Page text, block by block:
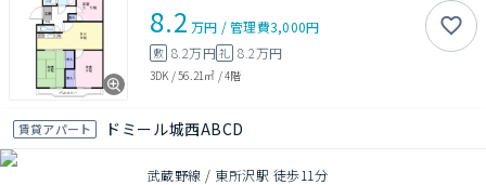
8.2 万円 /管理費3,000円
敷 8.2万円礼 8.2万円
3DK /56.21㎡ /4階
賃貸アパート ドミール城西ABCD
武蔵野線 / 東所沢駅 徒歩11分